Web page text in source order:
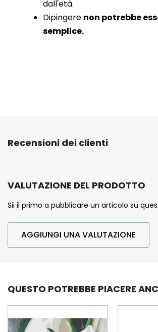
dall'età.
Dipingere non potrebbe
semplice.
Recensioni dei clienti
VALUTAZIONE DEL PRODOTTO
Sii il primo a pubblicare un articolo su
AGGIUNGI UNA VALUTAZIONE
QUESTO POTREBBE PIACERE